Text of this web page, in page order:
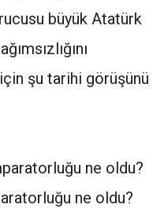
büyük Atatürk
şu tarihi görüşünü
ne oldu?
ne oldu?